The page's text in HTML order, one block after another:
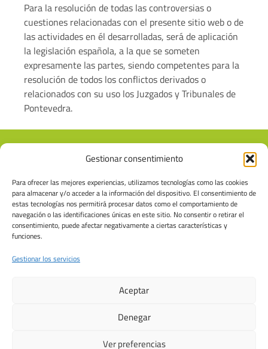
Gestionar consentimiento
Para ofrecer las mejores experiencias, utilizamos tecnologías como las cookies
para almacenar y/o acceder a la información del dispositivo. El consentimiento de
estas tecnologías nos permitirá procesar datos como el comportamiento de
navegación o las identificaciones únicas en este sitio. No consentir o retirar el
consentimiento, puede afectar negativamente a ciertas características y
funciones.
Gestionar los servicios
Aceptar
Denegar
Ver preferencias
Para la resolución de todas las controversias o
cuestiones relacionadas con el presente sitio web o de
las actividades en él desarrolladas, será de aplicación
la legislación española, a la que se someten
expresamente las partes, siendo competentes para la
resolución de todos los conflictos derivados o
relacionados con su uso los Juzgados y Tribunales de
Pontevedra.
986 305 396
Política de Privacidad